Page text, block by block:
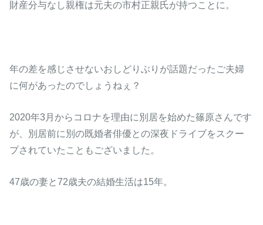
財産分与なし親権は元夫の市村正親氏が持つことに。
年の差を感じさせないおしどりぶりが話題だったご夫婦
に何があったのでしょうねぇ？
2020年3月からコロナを理由に別居を始めた篠原さんです
が、別居前に別の既婚者俳優との深夜ドライブをスクー
プされていたこともございました。
47歳の妻と72歳夫の結婚生活は15年。